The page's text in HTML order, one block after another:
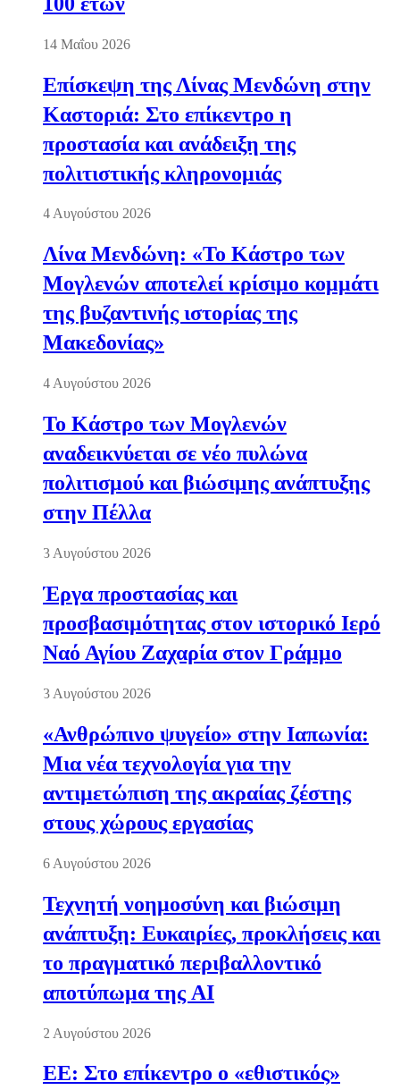
14 Μαΐου 2026
Επίσκεψη της Λίνας Μενδώνη στην
Καστοριά: Στο επίκεντρο η
προστασία και ανάδειξη της
πολιτιστικής κληρονομιάς
4 Αυγούστου 2026
Λίνα Μενδώνη: «Το Κάστρο των
Μογλενών αποτελεί κρίσιμο κομμάτι
της βυζαντινής ιστορίας της
Μακεδονίας»
4 Αυγούστου 2026
Το Κάστρο των Μογλενών
αναδεικνύεται σε νέο πυλώνα
πολιτισμού και βιώσιμης ανάπτυξης
στην Πέλλα
3 Αυγούστου 2026
Έργα προστασίας και
προσβασιμότητας στον ιστορικό Ιερό
Ναό Αγίου Ζαχαρία στον Γράμμο
3 Αυγούστου 2026
«Ανθρώπινο ψυγείο» στην Ιαπωνία:
Μια νέα τεχνολογία για την
αντιμετώπιση της ακραίας ζέστης
στους χώρους εργασίας
6 Αυγούστου 2026
Τεχνητή νοημοσύνη και βιώσιμη
ανάπτυξη: Ευκαιρίες, προκλήσεις και
το πραγματικό περιβαλλοντικό
αποτύπωμα της AI
2 Αυγούστου 2026
ΕΕ: Στο επίκεντρο ο «εθιστικός»